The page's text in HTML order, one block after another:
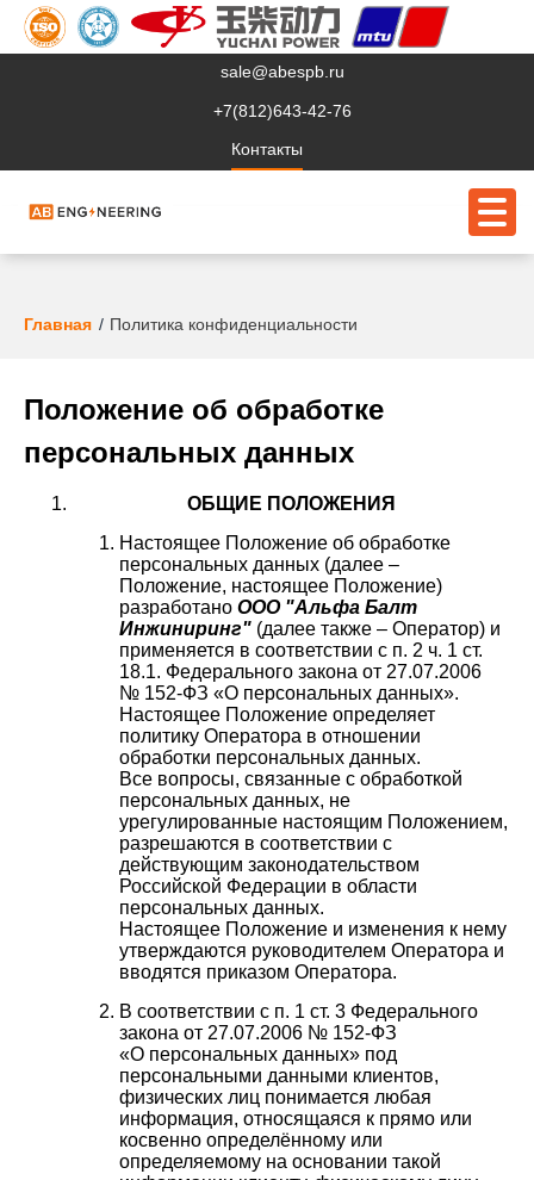
sale@abespb.ru
+7(812)643-42-76
Контакты
О компании
Продукция
Сервис
Судовое ЭО
Проекты
Главная Политика конфиденциальности
Положение об обработке
персональных данных
ОБЩИЕ ПОЛОЖЕНИЯ
Настоящее Положение об обработке
персональных данных (далее –
Положение, настоящее Положение)
разработано ООО "Альфа Балт
Инжиниринг" (далее также – Оператор) и
применяется в соответствии с п. 2 ч. 1 ст.
18.1. Федерального закона от 27.07.2006
№ 152-ФЗ «О персональных данных».
Настоящее Положение определяет
политику Оператора в отношении
обработки персональных данных.
Все вопросы, связанные с обработкой
персональных данных, не
урегулированные настоящим Положением,
разрешаются в соответствии с
действующим законодательством
Российской Федерации в области
персональных данных.
Настоящее Положение и изменения к нему
утверждаются руководителем Оператора и
вводятся приказом Оператора.
В соответствии с п. 1 ст. 3 Федерального
закона от 27.07.2006 № 152-ФЗ
«О персональных данных» под
персональными данными клиентов,
физических лиц понимается любая
информация, относящаяся к прямо или
косвенно определённому или
определяемому на основании такой